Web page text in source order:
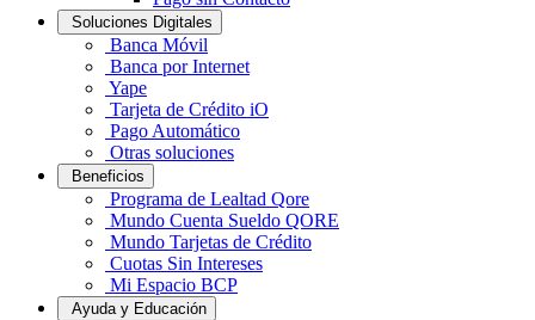
Soluciones Digitales
Banca Móvil
Banca por Internet
Yape
Tarjeta de Crédito iO
Pago Automático
Otras soluciones
Beneficios
Programa de Lealtad Qore
Mundo Cuenta Sueldo QORE
Mundo Tarjetas de Crédito
Cuotas Sin Intereses
Mi Espacio BCP
Ayuda y Educación